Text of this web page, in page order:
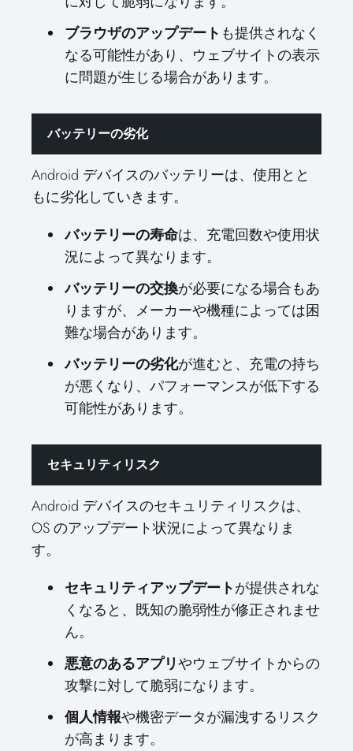
ブラウザのアップデート も提供されなく
なる可能性があり、ウェブサイトの表示
に問題が生じる場合があります。
バッテリーの劣化
Android デバイスのバッテリーは、使用とと
もに劣化していきます。
バッテリーの寿命は、充電回数や使用状
況によって異なります。
バッテリーの交換が必要になる場合もあ
りますが、メーカーや機種によっては困
難な場合があります。
バッテリーの劣化が進むと、充電の持ち
が悪くなり、パフォーマンスが低下する
可能性があります。
セキュリティリスク
Android デバイスのセキュリティリスクは、
OS のアップデート状況によって異なりま
す。
セキュリティアップデートが提供されな
くなると、既知の脆弱性が修正されませ
ん。
悪意のあるアプリやウェブサイトからの
攻撃に対して脆弱になります。
個人情報や機密データが漏洩するリスク
が高まります。